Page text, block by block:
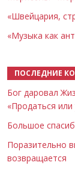
«Швейцария,
«Музыка как
ПОСЛЕДНИЕ
Бог даровал
«Продаться
Большое
Поразительно
возвращается